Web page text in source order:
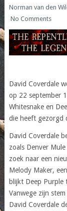
Norman van den
No Comments
David Coverdale
op 22 september
Whitesnake en
die heeft gezorgd
David Coverdale
zoals Denver
zoek naar een
Melody Maker,
blijkt Deep Purple
Vanwege zijn
David Coverdale